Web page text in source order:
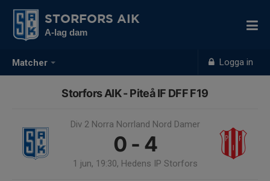
Matcher Logga in
STORFORS AIK
A-lag dam
Storfors AIK - Piteå IF DFF F19
Div 2 Norra Norrland Nord Damer
0 - 4
1 jun, 19:30, Hedens IP Storfors